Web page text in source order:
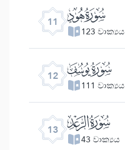
11 ﮗ
123 වාක්‍යය
12 ﮘ
111 වාක්‍යය
13 ﮙ
43 වාක්‍යය